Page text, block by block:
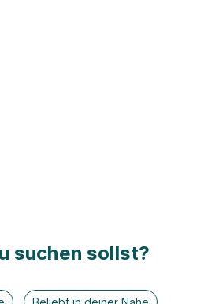
suchen sollst?